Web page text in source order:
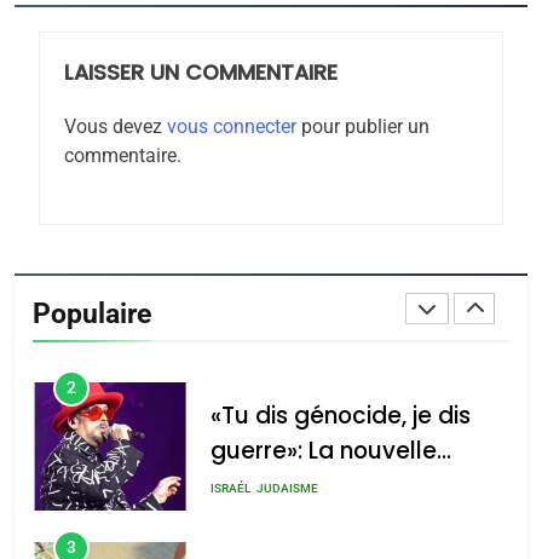
LAISSER UN COMMENTAIRE
Vous devez vous connecterpour publier un
commentaire.
Populaire
JUDAISME
8
Tafraout, le miel de Tadla
2
«Tu dis génocide, je dis
guerre»: La nouvelle
chanson de Boy George
ISRAÉL JUDAISME
3